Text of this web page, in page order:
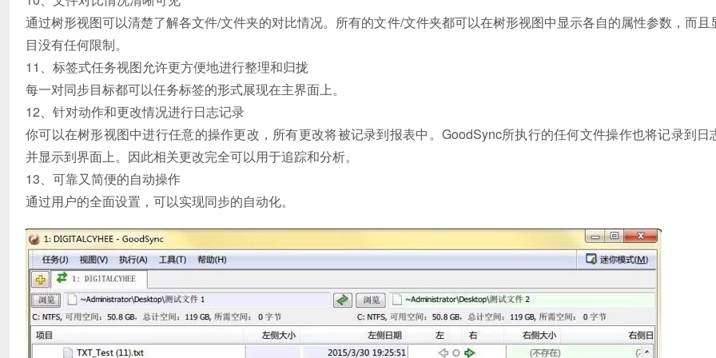
通过树形视图可以清楚了解各文件/文件夹的对比情况。所有的文件/文件夹都可以在树形视图中显示各自的属性参数，而且
目没有任何限制。
11、标签式任务视图允许更方便地进行整理和归拢
每一对同步目标都可以任务标签的形式展现在主界面上。
12、针对动作和更改情况进行日志记录
你可以在树形视图中进行任意的操作更改，所有更改将被记录到报表中。GoodSync所执行的任何文件操作也将记录到日
并显示到界面上。因此相关更改完全可以用于追踪和分析。
13、可靠又简便的自动操作
通过用户的全面设置，可以实现同步的自动化。